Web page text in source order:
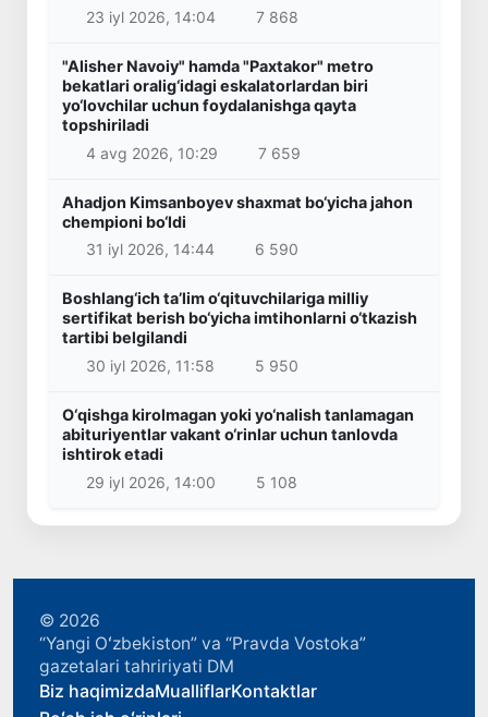
23 iyl 2026, 14:04
7 868
"Alisher Navoiy" hamda "Paxtakor" metro
bekatlari oralig‘idagi eskalatorlardan biri
yo‘lovchilar uchun foydalanishga qayta
topshiriladi
4 avg 2026, 10:29
7 659
Ahadjon Kimsanboyev shaxmat bo‘yicha jahon
chempioni bo‘ldi
31 iyl 2026, 14:44
6 590
Boshlang‘ich ta’lim o‘qituvchilariga milliy
sertifikat berish bo‘yicha imtihonlarni o‘tkazish
tartibi belgilandi
30 iyl 2026, 11:58
5 950
O‘qishga kirolmagan yoki yo‘nalish tanlamagan
abituriyentlar vakant o‘rinlar uchun tanlovda
ishtirok etadi
29 iyl 2026, 14:00
5 108
© 2026
“Yangi Oʻzbekiston” va “Pravda Vostoka”
gazetalari tahririyati DM
Biz haqimizdaMualliflarKontaktlar